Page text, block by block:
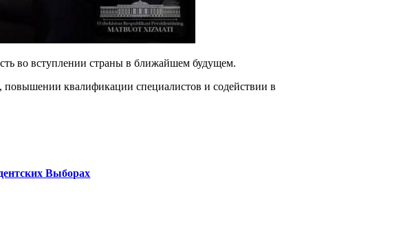
во вступлении страны в ближайшем будущем.
повышении квалификации специалистов и содействии в
Выборах